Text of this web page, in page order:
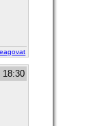
18:30